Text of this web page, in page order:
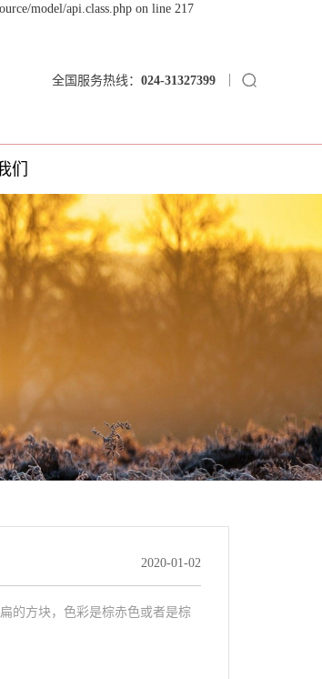
model/api.class.php on line 217
全国服务热线： 024-31327399
们
2020-01-02
的方块，色彩是棕赤色或者是棕